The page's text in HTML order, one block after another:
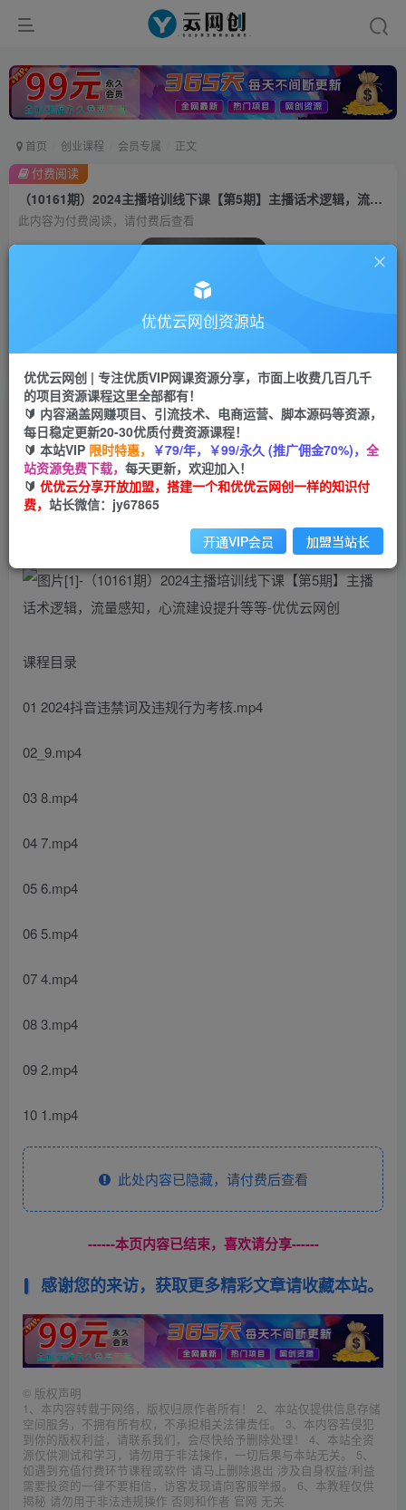
首页 创业课程 会员专属 正文
（10161期）2024主播培训线下课【第5期】主播话术逻辑，流量感知，心流建设提升等等
此内容为付费阅读，请付费后查看
会员专属资源
您暂无购买权限，请先开通会员
开通会员
付费阅读
（10161期）2024主播培训线下课【第5期】主播
话术逻辑，流量感知，心流建设提升等等
优优云网创
2年前发布
关注 私信
课程目录
01 2024抖音违禁词及违规行为考核.mp4
02_9.mp4
03 8.mp4
04 7.mp4
05 6.mp4
06 5.mp4
07 4.mp4
08 3.mp4
09 2.mp4
10 1.mp4
此处内容已隐藏，请付费后查看
------本页内容已结束，喜欢请分享------
感谢您的来访，获取更多精彩文章请收藏本站。
© 版权声明
1、本内容转载于网络，版权归原作者所有！ 2、本站仅提供信息存储
空间服务，不拥有所有权，不承担相关法律责任。 3、本内容若侵犯
到你的版权利益，请联系我们，会尽快给予删除处理！ 4、本站全资
源仅供测试和学习，请勿用于非法操作，一切后果与本站无关。 5、
如遇到充值付费环节课程或软件 请马上删除退出 涉及自身权益/利益
需要投资的一律不要相信，访客发现请向客服举报。 6、本教程仅供
揭秘 请勿用于非法违规操作 否则和作者 官网 无关
优优云网创资源站
优优云网创 | 专注优质VIP网课资源分享，市面上收费几百几千
的项目资源课程这里全部都有！
🔰 内容涵盖网赚项目、引流技术、电商运营、脚本源码等资源，
每日稳定更新20-30优质付费资源课程！
🔰 本站VIP 限时特惠， ￥79/年，￥99/永久 (推广佣金70%)， 全
站资源免费下载， 每天更新，欢迎加入！
🔰 优优云分享开放加盟，搭建一个和优优云网创一样的知识付
费， 站长微信：jy67865
开通VIP会员 加盟当站长